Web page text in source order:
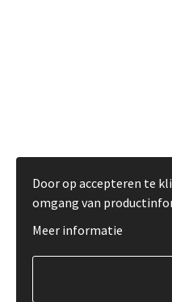
Door op accepteren te
omgang van
Meer informatie